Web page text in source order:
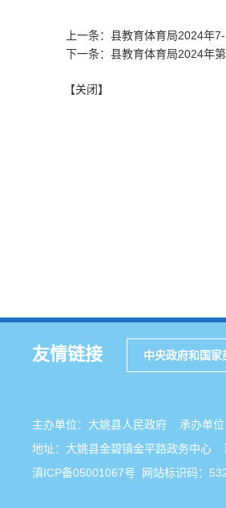
上一条：县教育体育局2024年
下一条：县教育体育局2024年
【关闭】
友情链接 中央政府和国家
主办单位：大姚县人民政府 承办单
地址：大姚县金碧镇金平路政务中心
滇ICP备05001067号 网站标识码：